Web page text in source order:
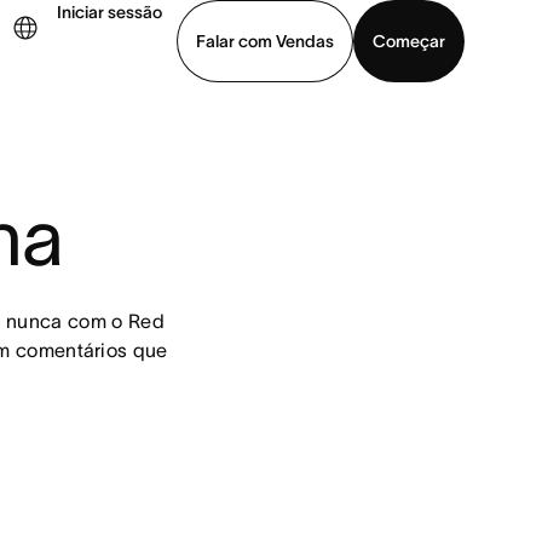
Iniciar sessão
Falar com Vendas
Começar
com o Red
comentários que